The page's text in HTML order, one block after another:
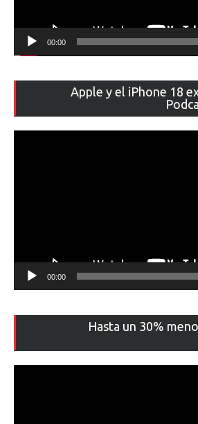
00:00
Apple y el iPhone 18
00:00
Hasta un 30%